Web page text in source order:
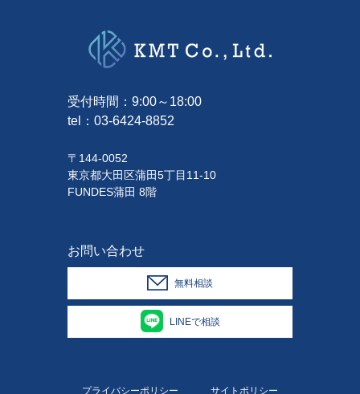
受付時間：9:00～18:00
tel： 03-6424-8852
〒144-0052
東京都大田区蒲田5丁目11-10
FUNDES蒲田 8階
お問い合わせ
無料相談
LINEで相談
プライバシーポリシー サイトポリシー